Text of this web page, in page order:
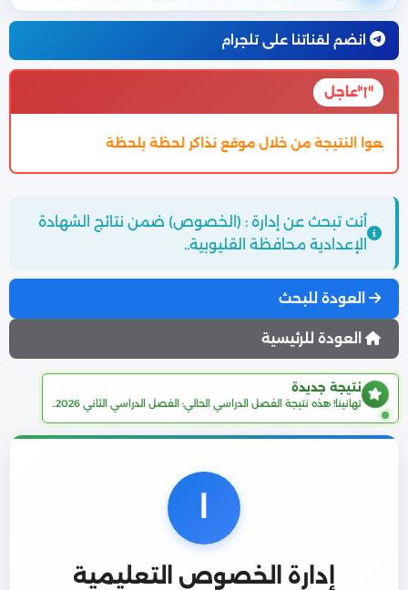
انضم لقناتنا على تلجرام
عاجل
تم اعتماد تنسيق الالتحاق بالثانوية العامة 2027 والتفاصيل بالمقال بالاسفل
أنت تبحث عن إدارة : (الخصوص) ضمن نتائج الشهادة
الإعدادية محافظة القليوبية..
العودة للبحث
العودة للرئيسية
نتيجة جديدة
تهانينا! هذه نتيجة الفصل الدراسي الحالي: الفصل الدراسي الثاني 2026..
إدارة الخصوص التعليمية